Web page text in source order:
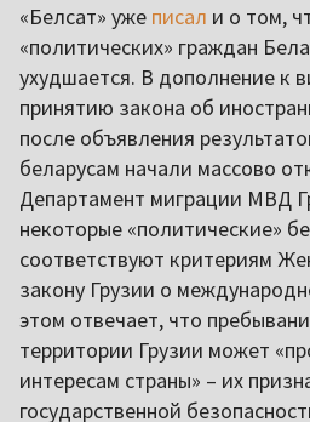
«Белсат» уже писал и о том,
«политических» граждан
ухудшается. В дополнение к
принятию закона об
после объявления
беларусам начали массово
Департамент миграции МВД
некоторые «политические»
соответствуют критериям
закону Грузии о
этом отвечает, что
территории Грузии может
интересам страны» – их
государственной